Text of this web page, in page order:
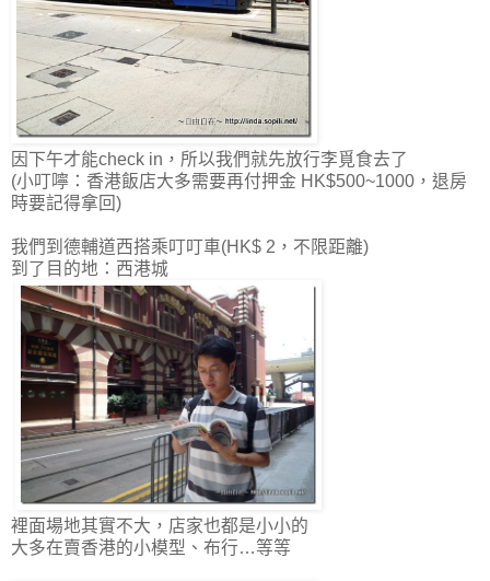
因下午才能check in，所以我們就先放行李覓食去了
(小叮嚀：香港飯店大多需要再付押金 HK$500~1000，退房
時要記得拿回)
我們到德輔道西搭乘叮叮車(HK$ 2，不限距離)
到了目的地：西港城
裡面場地其實不大，店家也都是小小的
大多在賣香港的小模型、布行…等等